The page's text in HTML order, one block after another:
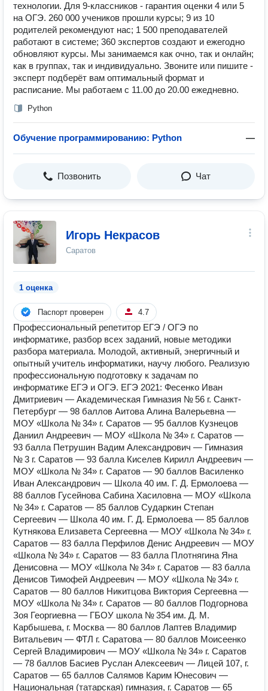
технологии. Для 9-классников - гарантия оценки 4 или 5
на ОГЭ. 260 000 учеников прошли курсы; 9 из 10
родителей рекомендуют нас; 1 500 преподавателей
работают в системе; 360 экспертов создают и ежегодно
обновляют курсы. Мы занимаемся как очно, так и онлайн;
как в группах, так и индивидуально. Звоните или пишите -
эксперт подберёт вам оптимальный формат и
расписание. Мы работаем с 11.00 до 20.00 ежедневно.
Python
Обучение программированию: Python —
Позвонить Чат
Игорь Некрасов
Саратов
1 оценка
Паспорт проверен 4.7
Профессиональный репетитор ЕГЭ / ОГЭ по
информатике, разбор всех заданий, новые методики
разбора материала. Молодой, активный, энергичный и
опытный учитель информатики, научу любого. Реализую
профессиональную подготовку к задачам по
информатике ЕГЭ и ОГЭ. ЕГЭ 2021: Фесенко Иван
Дмитриевич — Академическая Гимназия № 56 г. Санкт-
Петербург — 98 баллов Аитова Алина Валерьевна —
МОУ «Школа № 34» г. Саратов — 95 баллов Кузнецов
Даниил Андреевич — МОУ «Школа № 34» г. Саратов —
93 балла Петрушин Вадим Александрович — Гимназия
№ 3 г. Саратов — 93 балла Киселев Кирилл Андреевич —
МОУ «Школа № 34» г. Саратов — 90 баллов Василенко
Иван Александрович — Школа 40 им. Г. Д. Ермолоева —
88 баллов Гусейнова Сабина Хасиловна — МОУ «Школа
№ 34» г. Саратов — 85 баллов Сударкин Степан
Сергеевич — Школа 40 им. Г. Д. Ермолоева — 85 баллов
Кутнякова Елизавета Сергеевна — МОУ «Школа № 34» г.
Саратов — 83 балла Перфилов Денис Андреевич — МОУ
«Школа № 34» г. Саратов — 83 балла Плотнягина Яна
Денисовна — МОУ «Школа № 34» г. Саратов — 83 балла
Денисов Тимофей Андреевич — МОУ «Школа № 34» г.
Саратов — 80 баллов Никитцова Виктория Сергеевна —
МОУ «Школа № 34» г. Саратов — 80 баллов Подгорнова
Зоя Георгиевна — ГБОУ школа № 354 им. Д. М.
Карбышева, г. Москва — 80 баллов Лаптев Владимир
Витальевич — ФТЛ г. Саратова — 80 баллов Моисеенко
Сергей Владимирович — МОУ «Школа № 34» г. Саратов
— 78 баллов Басиев Руслан Алексеевич — Лицей 107, г.
Саратов — 65 баллов Салямов Карим Юнесович —
Национальная (татарская) гимназия, г. Саратов — 65